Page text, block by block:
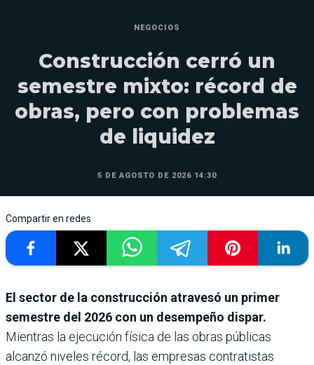
NEGOCIOS
Construcción cerró un
semestre mixto: récord de
obras, pero con problemas
de liquidez
5 DE AGOSTO DE 2026 14:30
Compartir en redes
El sector de la construcción atravesó un primer
semestre del 2026 con un desempeño dispar.
Mientras la ejecución física de las obras públicas
alcanzó niveles récord, las empresas contratistas